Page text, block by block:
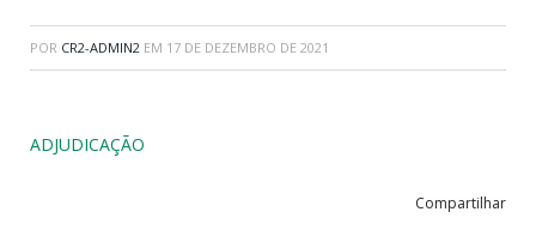
POR CR2-ADMIN2 EM 17 DE DEZEMBRO DE 2021
ADJUDICAÇÃO
Compartilhar